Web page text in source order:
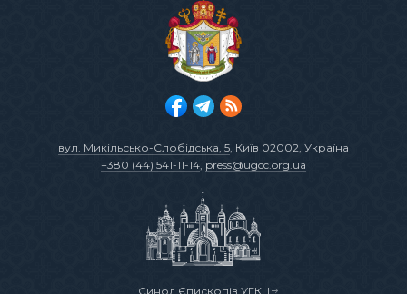
вул. Микільсько-Слобідська, 5, Київ 02002, Україна
+380 (44) 541-11-14, press@ugcc.org.ua
Синод Єпископів УГКЦ